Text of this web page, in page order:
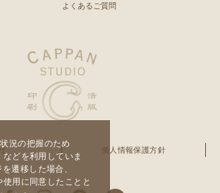
況の把握のため
どを利用していま
遷移した場合、
用に同意したことと
よくあるご質問
個人情報保護方針